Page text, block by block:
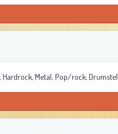
Metal, Pop/rock, Drumstel